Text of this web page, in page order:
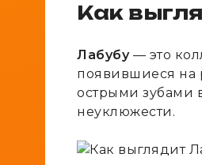
Как
Лабубу— это
появившиеся на
острыми зубами
неуклюжести.